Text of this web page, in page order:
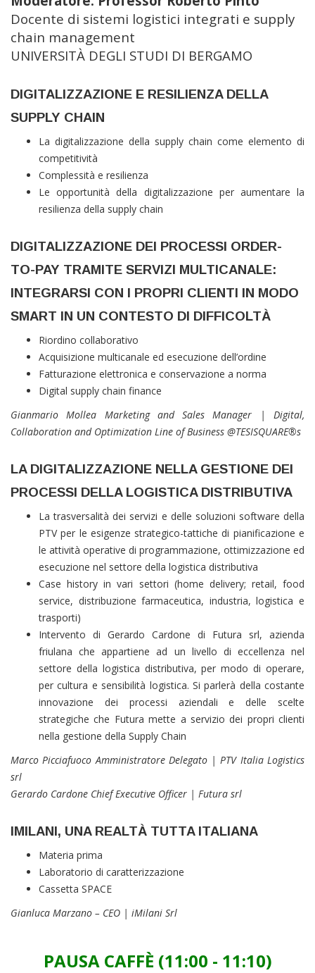
Docente di sistemi logistici integrati e supply
chain management
UNIVERSITÀ DEGLI STUDI DI BERGAMO
DIGITALIZZAZIONE E RESILIENZA DELLA
SUPPLY CHAIN
La digitalizzazione della supply chain come elemento di
competitività
Complessità e resilienza
Le opportunità della digitalizzazione per aumentare la
resilienza della supply chain
DIGITALIZZAZIONE DEI PROCESSI ORDER-
TO-PAY TRAMITE SERVIZI MULTICANALE:
INTEGRARSI CON I PROPRI CLIENTI IN MODO
SMART IN UN CONTESTO DI DIFFICOLTÀ
Riordino collaborativo
Acquisizione multicanale ed esecuzione dell’ordine
Fatturazione elettronica e conservazione a norma
Digital supply chain finance
Gianmario Mollea Marketing and Sales Manager | Digital,
Collaboration and Optimization Line of Business @TESISQUARE®s
LA DIGITALIZZAZIONE NELLA GESTIONE DEI
PROCESSI DELLA LOGISTICA DISTRIBUTIVA
La trasversalità dei servizi e delle soluzioni software della
PTV per le esigenze strategico-tattiche di pianificazione e
le attività operative di programmazione, ottimizzazione ed
esecuzione nel settore della logistica distributiva
Case history in vari settori (home delivery; retail, food
service, distribuzione farmaceutica, industria, logistica e
trasporti)
Intervento di Gerardo Cardone di Futura srl, azienda
friulana che appartiene ad un livello di eccellenza nel
settore della logistica distributiva, per modo di operare,
per cultura e sensibilità logistica. Si parlerà della costante
innovazione dei processi aziendali e delle scelte
strategiche che Futura mette a servizio dei propri clienti
nella gestione della Supply Chain
Marco Picciafuoco Amministratore Delegato | PTV Italia Logistics
srl
Gerardo Cardone Chief Executive Officer | Futura srl
IMILANI, UNA REALTÀ TUTTA ITALIANA
Materia prima
Laboratorio di caratterizzazione
Cassetta SPACE
Gianluca Marzano – CEO | iMilani Srl
PAUSA CAFFÈ (11:00 - 11:10)